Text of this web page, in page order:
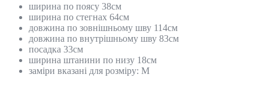
ширина по поясу 38см
ширина по стегнах 64см
довжина по зовнішньому шву 114см
довжина по внутрішньому шву 83см
посадка 33см
ширина штанини по низу 18см
заміри вказані для розміру: М